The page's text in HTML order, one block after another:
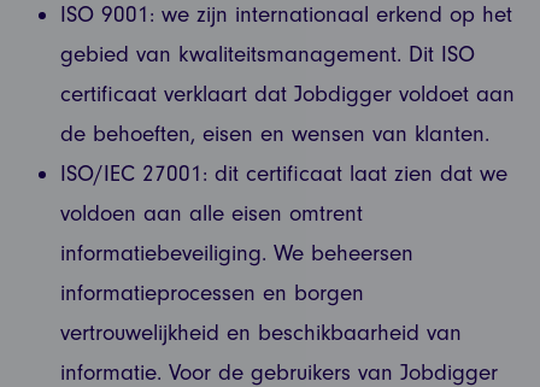
ISO 9001: we zijn internationaal erkend op het
gebied van kwaliteitsmanagement. Dit ISO
certificaat verklaart dat Jobdigger voldoet aan
de behoeften, eisen en wensen van klanten.
ISO/IEC 27001: dit certificaat laat zien dat we
voldoen aan alle eisen omtrent
informatiebeveiliging. We beheersen
informatieprocessen en borgen
vertrouwelijkheid en beschikbaarheid van
informatie. Voor de gebruikers van Jobdigger